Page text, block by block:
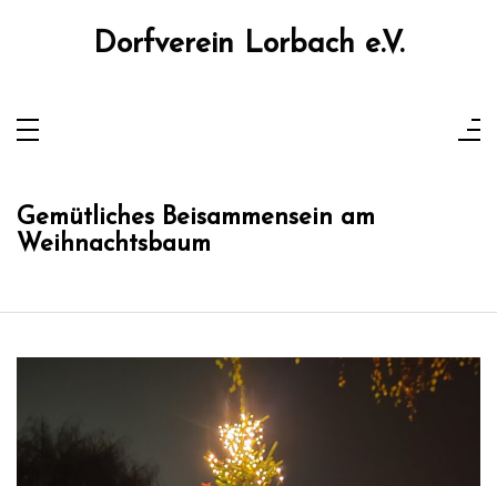
Dorfverein Lorbach e.V.
Gemütliches Beisammensein am
Weihnachtsbaum